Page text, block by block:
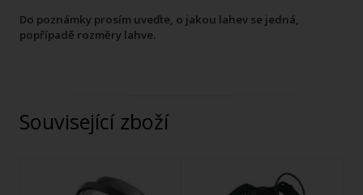
Do poznámky prosím uveďte, o jakou lahev se jedná,
popřípadě rozměry lahve.
Související zboží